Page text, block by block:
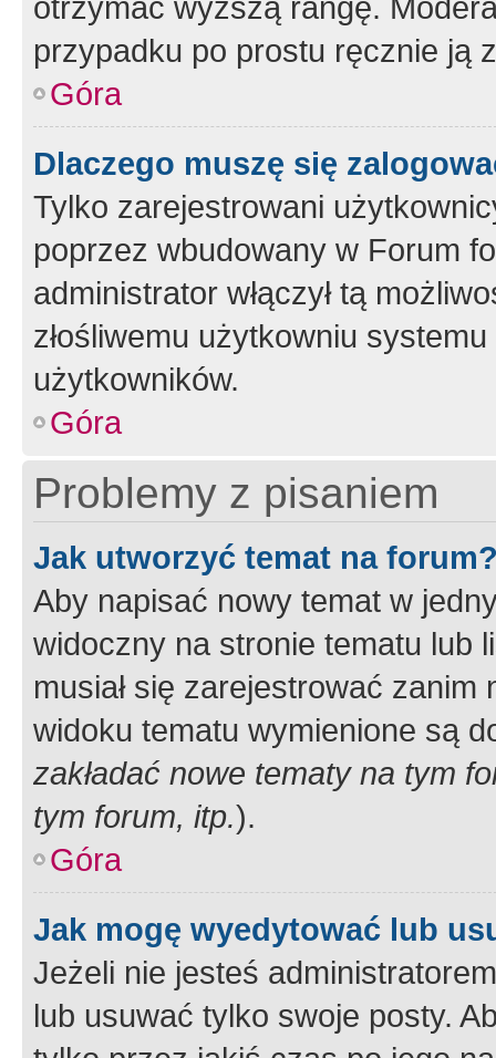
przypadku po prostu ręcznie ją
Góra
Dlaczego muszę się
Tylko zarejestrowani
poprzez wbudowany w Forum
administrator włączył tą
złośliwemu użytkowniu
użytkowników.
Góra
Problemy z pisaniem
Jak utworzyć temat na
Aby napisać nowy temat w
widoczny na stronie tematu lub
musiał się zarejestrować
widoku tematu wymienione są
zakładać nowe tematy na tym
tym forum, itp.).
Góra
Jak mogę wyedytować lub
Jeżeli nie jesteś
lub usuwać tylko swoje posty.